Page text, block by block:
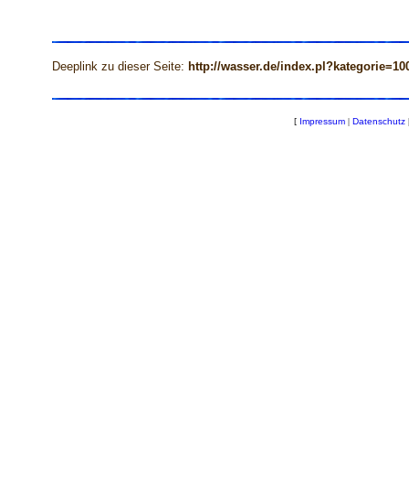
Deeplink zu dieser Seite: http://wasser.de/
[ Impressum | Datenschutz